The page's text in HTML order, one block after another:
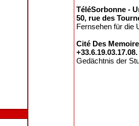
TéléSorbonne -
50, rue des
Fernsehen für die
Cité Des
Gedächtnis der